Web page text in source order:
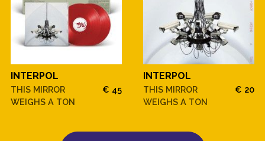
INTERPOL
THIS MIRROR
WEIGHS A TON
€ 45
INTERPOL
THIS MIRROR
WEIGHS A TON
€ 20